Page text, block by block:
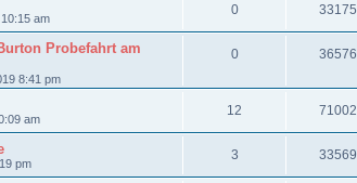
am
0 33175
Probefahrt am
8:41 pm
0 36576
am
12 71002
pm
3 33569